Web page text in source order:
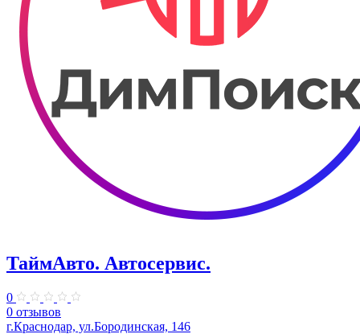
ТаймАвто. Автосервис.
0
0 отзывов
г.Краснодар, ул.Бородинская, 146